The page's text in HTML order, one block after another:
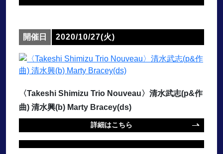
開催日 2020/10/27(火)
〈Takeshi Shimizu Trio Nouveau〉清水武志(p&作
曲) 清水興(b) Marty Bracey(ds)
詳細はこちら